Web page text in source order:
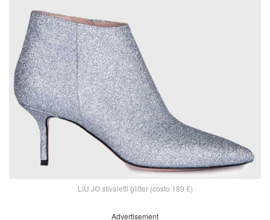
LIU JO stivaletti glitter (costo 189 €)
Advertisement